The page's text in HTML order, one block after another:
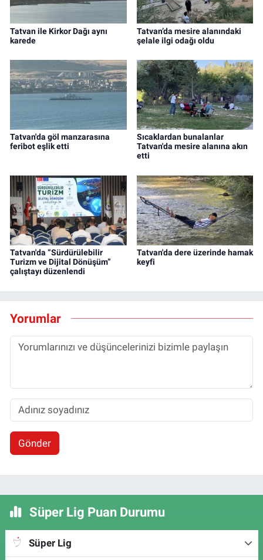
Tatvan ile Kirkor Dağı aynı
karede
Tatvan’da mesire alanındaki
şelale ilgi odağı oldu
Tatvan'da göl manzarasına
feribot eşlik etti
Sıcaklardan bunalanlar
Tatvan'da mesire alanına akın
etti
Tatvan'da “Sürdürülebilir
Turizm ve Dijital Dönüşüm”
çalıştayı düzenlendi
Tatvan'da dere üzerinde hamak
keyfi
Yorumlar
Gönder
Süper Lig Puan Durumu
Süper Lig